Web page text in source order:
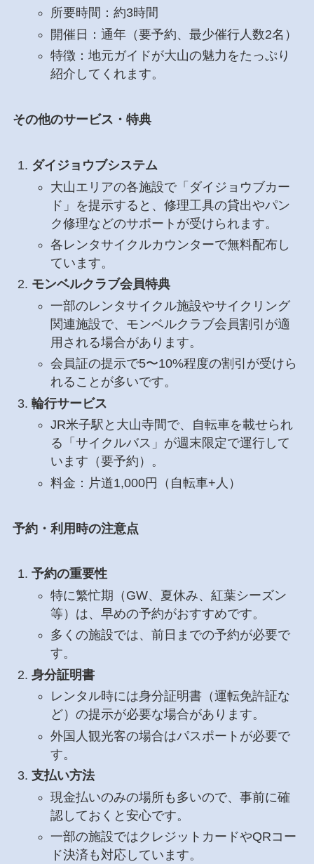
所要時間：約3時間
開催日：通年（要予約、最少催行人数2名）
特徴：地元ガイドが大山の魅力をたっぷり
紹介してくれます。
その他のサービス・特典
ダイジョウブシステム
大山エリアの各施設で「ダイジョウブカー
ド」を提示すると、修理工具の貸出やパン
ク修理などのサポートが受けられます。
各レンタサイクルカウンターで無料配布し
ています。
モンベルクラブ会員特典
一部のレンタサイクル施設やサイクリング
関連施設で、モンベルクラブ会員割引が適
用される場合があります。
会員証の提示で5〜10%程度の割引が受けら
れることが多いです。
輪行サービス
JR米子駅と大山寺間で、自転車を載せられ
る「サイクルバス」が週末限定で運行して
います（要予約）。
料金：片道1,000円（自転車+人）
予約・利用時の注意点
予約の重要性
特に繁忙期（GW、夏休み、紅葉シーズン
等）は、早めの予約がおすすめです。
多くの施設では、前日までの予約が必要で
す。
身分証明書
レンタル時には身分証明書（運転免許証な
ど）の提示が必要な場合があります。
外国人観光客の場合はパスポートが必要で
す。
支払い方法
現金払いのみの場所も多いので、事前に確
認しておくと安心です。
一部の施設ではクレジットカードやQRコー
ド決済も対応しています。